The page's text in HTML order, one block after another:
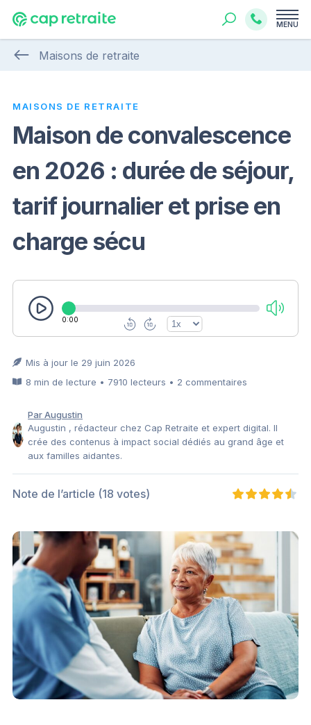
MENU
Maisons de retraite
MAISONS DE RETRAITE
Maison de convalescence
en 2026 : durée de séjour,
tarif journalier et prise en
charge sécu
0:00
Mis à jour le 29 juin 2026
8 min de lecture • 7910 lecteurs • 2 commentaires
Par Augustin
Augustin , rédacteur chez Cap Retraite et expert digital. Il
crée des contenus à impact social dédiés au grand âge et
aux familles aidantes.
Note de l’article (18 votes)